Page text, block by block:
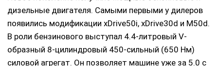
дизельные двигателя. Самыми первыми у дилеров
появились модификации xDrive50i, xDrive30d и M50d.
В роли бензинового выступал 4.4-литровый V-
образный 8-цилиндровый 450-сильный (650 Нм)
силовой агрегат. Он позволяет машине уже за 5.0 с